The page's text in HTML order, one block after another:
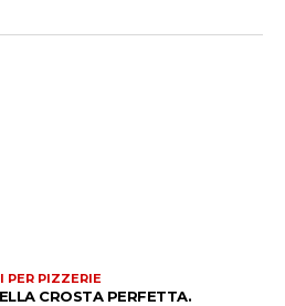
PER PIZZERIE
CROSTA PERFETTA.